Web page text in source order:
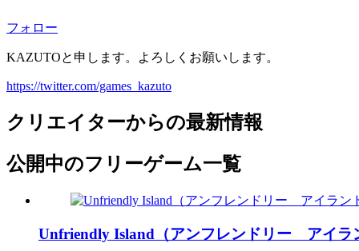
フォロー
KAZUTOと申します。よろしくお願いします。
https://twitter.com/games_kazuto
クリエイターからの最新情報
公開中のフリーゲーム一覧
Unfriendly Island（アンフレンドリー アイラ